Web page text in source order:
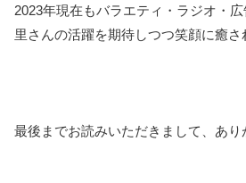
2023年現在もバラエティ・ラジオ・
里さんの活躍を期待しつつ笑顔に癒さ
最後までお読みいただきまして、あり